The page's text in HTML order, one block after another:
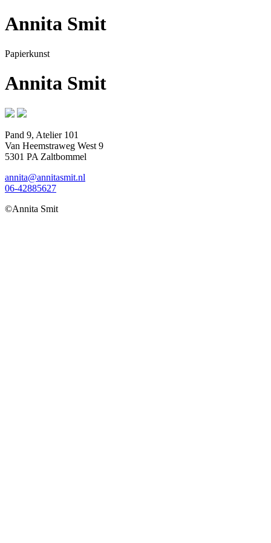
Annita Smit
Papierkunst
Annita Smit
Pand 9, Atelier 101
Van Heemstraweg West 9
5301 PA Zaltbommel
annita@annitasmit.nl
06-42885627
©Annita Smit